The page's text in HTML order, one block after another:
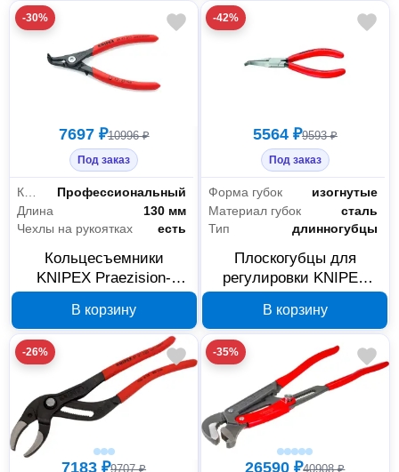
-30%
7697 ₽10996 ₽
Под заказ
Профессиональный
Длина
130 мм
Чехлы на рукоятках
есть
Кольцесъемники
KNIPEX Praezision-
4941A11
В корзину
-42%
5564 ₽9593 ₽
Под заказ
Форма губок
изогнутые
Материал губок
сталь
Тип
длинногубцы
Плоскогубцы для
регулировки KNIPEX
В корзину
-26%
7183 ₽9707 ₽
-35%
26590 ₽40908 ₽